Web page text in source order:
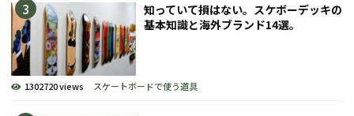
知っていて損はない。スケボーデッキの
基本知識と海外ブランド14選。
1302720 views スケートボードで使う道具